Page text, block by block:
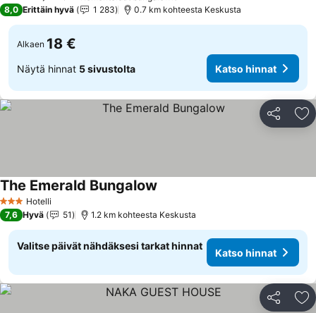
8,0 Erittäin hyvä 1 283 0.7 km kohteesta Keskusta
Alkaen 18 €
Näytä hinnat 5 sivustolta Katso hinnat
Jaa
3 Tähtiluokitus
Hotelli
The Emerald Bungalow
7,6 Hyvä 51 1.2 km kohteesta Keskusta
Valitse päivät nähdäksesi tarkat hinnat
Katso hinnat
Jaa